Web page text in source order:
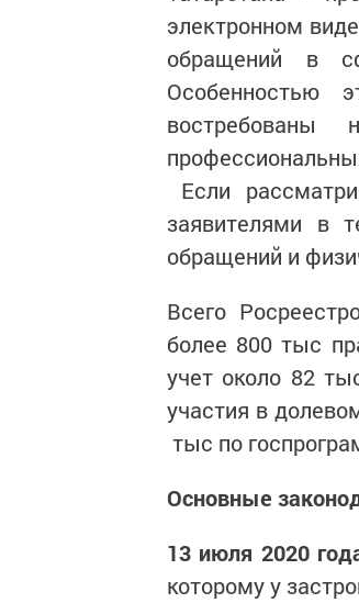
электронном
обращений в
Особенностью
Если
заявителями в
обращений и
Всего
более 800 тыс
учет около 82
участия в
тыс по
Основные
13 июля 2020
которому у